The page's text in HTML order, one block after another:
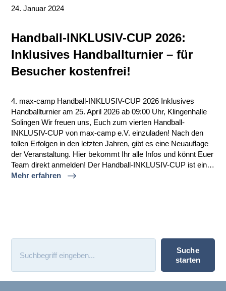
24. Januar 2024
Handball-INKLUSIV-CUP 2026:
Inklusives Handballturnier – für
Besucher kostenfrei!
4. max-camp Handball-INKLUSIV-CUP 2026 Inklusives
Handballturnier am 25. April 2026 ab 09:00 Uhr, Klingenhalle
Solingen Wir freuen uns, Euch zum vierten Handball-
INKLUSIV-CUP von max-camp e.V. einzuladen! Nach den
tollen Erfolgen in den letzten Jahren, gibt es eine Neuauflage
der Veranstaltung. Hier bekommt Ihr alle Infos und könnt Euer
Team direkt anmelden! Der Handball-INKLUSIV-CUP ist ein…
Mehr erfahren
Suche
starten